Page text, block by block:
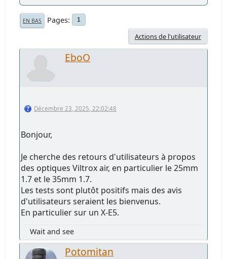
EN BAS Pages 1
Actions de l'utilisateur
EboO
Décembre 23, 2025, 22:02:48
Bonjour,
Je cherche des retours d'utilisateurs à propos
des optiques Viltrox air, en particulier le 25mm
1.7 et le 35mm 1.7.
Les tests sont plutôt positifs mais des avis
d'utilisateurs seraient les bienvenus.
En particulier sur un X-E5.
Wait and see
Potomitan